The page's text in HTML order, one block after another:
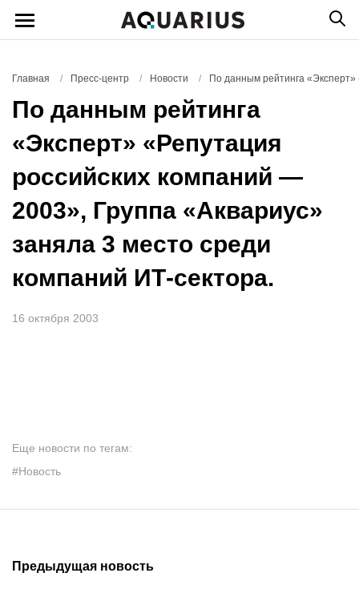
Главная / Пресс-центр / Новости / По данным рейтинга
По данным рейтинга
«Эксперт» «Репутация
российских компаний —
2003», Группа «Аквариус»
заняла 3 место среди
компаний ИТ-сектора.
16 октября 2003
Еще новости по тегам:
#Новость
Предыдущая новость